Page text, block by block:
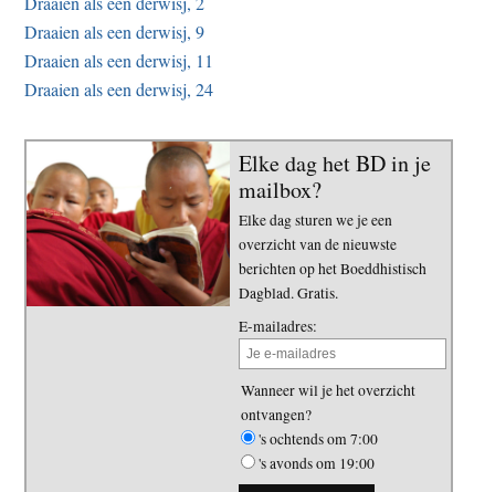
Draaien als een derwisj, 9
Draaien als een derwisj, 11
Draaien als een derwisj, 24
Elke dag het BD in je
mailbox?
Elke dag sturen we je een
overzicht van de nieuwste
berichten op het Boeddhistisch
Dagblad. Gratis.
E-mailadres:
Wanneer wil je het overzicht
ontvangen?
's ochtends om 7:00
's avonds om 19:00